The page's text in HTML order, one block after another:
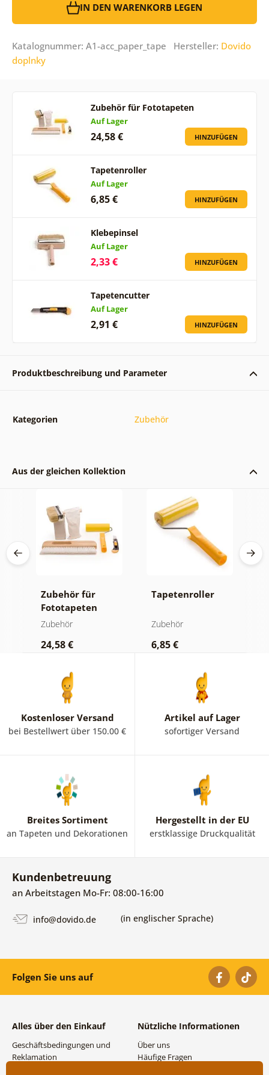
IN DEN WARENKORB LEGEN
Katalognummer: A1-acc_paper_tape Hersteller: Dovido
doplnky
Zubehör für Fototapeten
Auf Lager
24,58 € HINZUFÜGEN
Tapetenroller
Auf Lager
6,85 € HINZUFÜGEN
Klebepinsel
Auf Lager
2,33 € HINZUFÜGEN
Tapetencutter
Auf Lager
2,91 € HINZUFÜGEN
Produktbeschreibung und Parameter
Kategorien Zubehör
Aus der gleichen Kollektion
Zubehör für
Fototapeten
Zubehör
24,58 €
Tapetenroller
Zubehör
6,85 €
Kostenloser Versand
bei Bestellwert über 150.00 €
Artikel auf Lager
sofortiger Versand
Breites Sortiment
an Tapeten und Dekorationen
Hergestellt in der EU
erstklassige Druckqualität
Kundenbetreuung
an Arbeitstagen Mo-Fr: 08:00-16:00
info@dovido.de (in englischer Sprache)
Folgen Sie uns auf
Alles über den Einkauf
Geschäftsbedingungen und
Reklamation
Nützliche Informationen
Über uns
Häufige Fragen